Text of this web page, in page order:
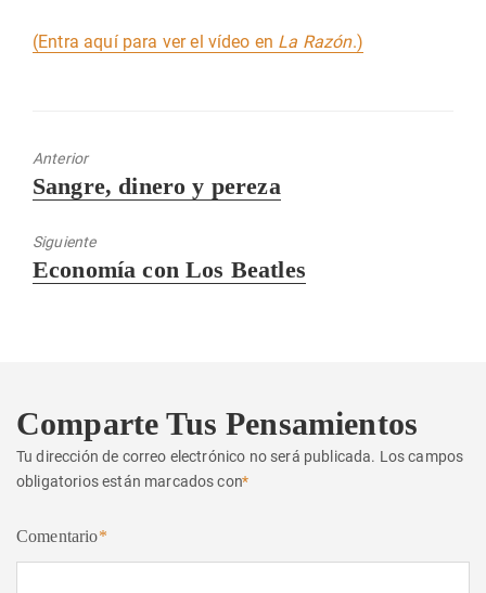
(Entra aquí para ver el vídeo en La Razón.)
Anterior
Entrada
Sangre, dinero y pereza
Siguiente
Entrada
Economía con Los Beatles
Comparte Tus Pensamientos
Tu dirección de correo electrónico no será publicada. Los campos
obligatorios están marcados con*
Comentario*